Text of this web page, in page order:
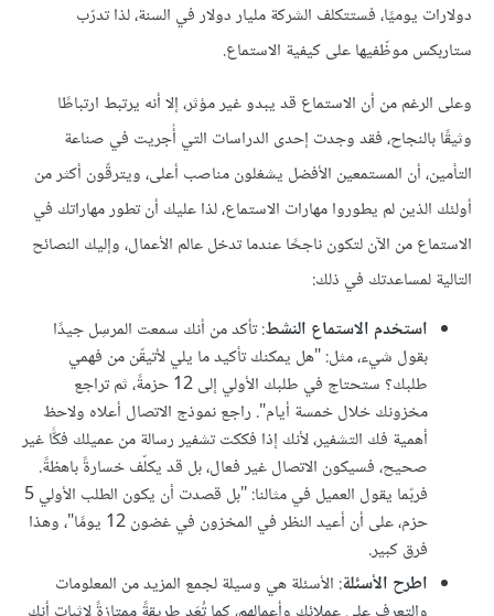
دولارات يوميًا، فستتكلف الشركة مليار دولار في السنة، لذا تدرّب
ستاربكس موظّفيها على كيفية الاستماع.
وعلى الرغم من أن الاستماع قد يبدو غير مؤثر، إلا أنه يرتبط ارتباطًا
وثيقًا بالنجاح، فقد وجدت إحدى الدراسات التي أُجريت في صناعة
التأمين، أن المستمعين الأفضل يشغلون مناصب أعلى، ويترقّون أكثر من
أولئك الذين لم يطوروا مهارات الاستماع، لذا عليك أن تطور مهاراتك في
الاستماع من الآن لتكون ناجحًا عندما تدخل عالم الأعمال، وإليك النصائح
التالية لمساعدتك في ذلك:
استخدم الاستماع النشط: تأكد من أنك سمعت المرسِل جيدًا
بقول شيء، مثل: "هل يمكنك تأكيد ما يلي لأتيقّن من فهمي
طلبك؟ ستحتاج في طلبك الأولي إلى 12 حزمةً، ثم تراجع
مخزونك خلال خمسة أيام". راجع نموذج الاتصال أعلاه ولاحظ
أهمية فك التشفير، لأنك إذا فككت تشفير رسالة من عميلك فكًّا غير
صحيح، فسيكون الاتصال غير فعال، بل قد يكلّف خسارةً باهظةً.
فربّما يقول العميل في مثالنا: "بل قصدت أن يكون الطلب الأولي 5
حزم، على أن أعيد النظر في المخزون في غضون 12 يومًا"، وهذا
فرق كبير.
اطرح الأسئلة: الأسئلة هي وسيلة لجمع المزيد من المعلومات